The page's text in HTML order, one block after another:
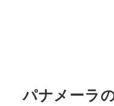
パナメーラ